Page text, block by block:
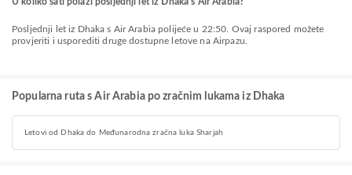
Posljednji let iz Dhaka s Air Arabia polijeće u 22:50. Ovaj raspored možete
provjeriti i usporediti druge dostupne letove na Airpazu.
Popularna ruta s Air Arabia po zračnim lukama iz Dhaka
Letovi od Dhaka do Međunarodna zračna luka Sharjah